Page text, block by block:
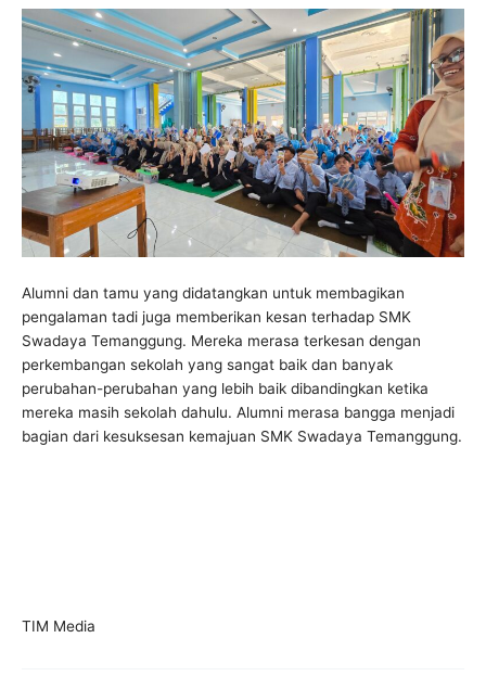
Alumni dan tamu yang didatangkan untuk membagikan
pengalaman tadi juga memberikan kesan terhadap SMK
Swadaya Temanggung. Mereka merasa terkesan dengan
perkembangan sekolah yang sangat baik dan banyak
perubahan-perubahan yang lebih baik dibandingkan ketika
mereka masih sekolah dahulu. Alumni merasa bangga menjadi
bagian dari kesuksesan kemajuan SMK Swadaya Temanggung.
TIM Media